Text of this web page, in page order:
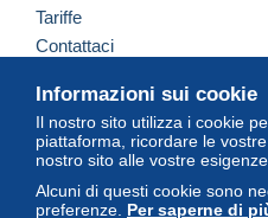
Informazioni sui cookie
Il nostro sito utilizza i cookie
piattaforma, ricordare le
nostro sito alle vostre
Alcuni di questi cookie sono
preferenze. Per saperne di
Tariffe
Contattaci
Italiano USD
© Delcampe International Srl.